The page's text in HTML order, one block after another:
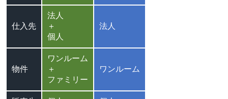
仕入先
法人
＋
個人
法人
物件
ワンルーム
＋
ファミリー
ワンルーム